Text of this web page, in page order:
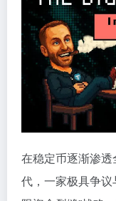
在稳定币逐渐渗
代，一家极具争